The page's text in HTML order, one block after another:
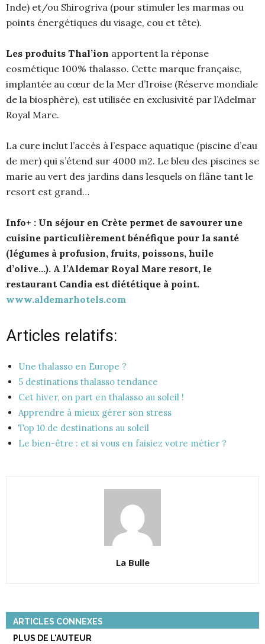
Inde) et/ou Shirogriva (pour stimuler les marmas ou
points énergétiques du visage, cou et tête).
Les produits Thal’ion apportent la réponse
cosmétique 100% thalasso. Cette marque française,
implantée au cœur de la Mer d’Iroise (Réserve mondiale
de la biosphère), est utilisée en exclusivité par l’Adelmar
Royal Mare.
La cure inclut l’accès à l’espace aquatique (piscine d’eau
de mer) qui s’étend sur 4000 m2. Le bleu des piscines se
marie au vert des jardins dans lesquels on flâne tant le
resort est grand…
Info+ : Un séjour en Crète permet de savourer une
cuisine particulièrement bénéfique pour la santé
(légumes à profusion, fruits, poissons, huile
d’olive…). A l’Aldemar Royal Mare resort, le
restaurant Candia est diététique à point.
www.aldemarhotels.com
Articles relatifs:
Une thalasso en Europe ?
5 destinations thalasso tendance
Cet hiver, on part en thalasso au soleil !
Apprendre à mieux gérer son stress
Top 10 de destinations au soleil
Le bien-être : et si vous en faisiez votre métier ?
La Bulle
ARTICLES CONNEXES
PLUS DE L'AUTEUR